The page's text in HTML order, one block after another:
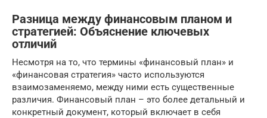
Разница между финансовым планом и
стратегией: Объяснение ключевых
отличий
Несмотря на то, что термины «финансовый план» и
«финансовая стратегия» часто используются
взаимозаменяемо, между ними есть существенные
различия. Финансовый план – это более детальный и
конкретный документ, который включает в себя